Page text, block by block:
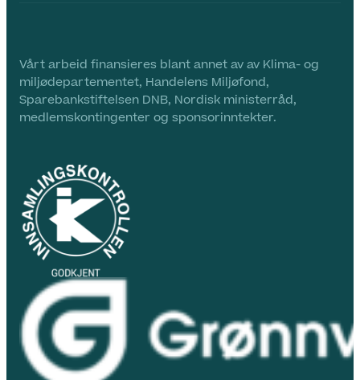
Vårt arbeid finansieres blant annet av av Klima- og
miljødepartementet, Handelens Miljøfond,
Sparebankstiftelsen DNB, Nordisk ministerråd,
medlemskontingenter og sponsorinntekter.